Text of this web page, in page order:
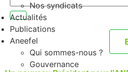
Nos syndicats
Actualités
Publications
Aneefel
Qui sommes-nous ?
Gouvernance